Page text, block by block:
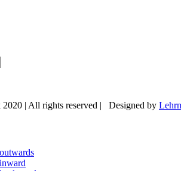
| All rights reserved | Designed by